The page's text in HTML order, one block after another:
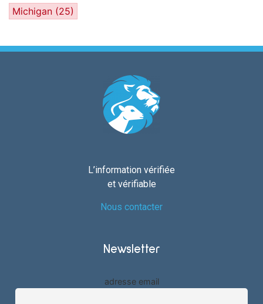
Michigan (25)
L’information vérifiée
et vérifiable
Nous contacter
Newsletter
adresse email